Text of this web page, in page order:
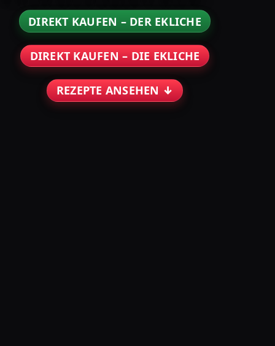
DIREKT KAUFEN – DER EKLICHE
DIREKT KAUFEN – DIE EKLICHE
REZEPTE ANSEHEN ↓